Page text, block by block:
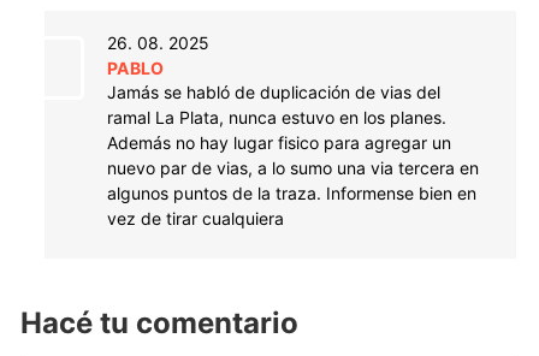
26. 08. 2025
PABLO
Jamás se habló de duplicación de vias del
ramal La Plata, nunca estuvo en los planes.
Además no hay lugar fisico para agregar un
nuevo par de vias, a lo sumo una via tercera en
algunos puntos de la traza. Informense bien en
vez de tirar cualquiera
Hacé tu comentario